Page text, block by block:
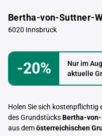
Bertha-von-Suttner-
6020 Innsbruck
-20%
Nur im
aktuelle
Holen Sie sich kostenpflichtig
des GrundstücksBertha-
aus demösterreichischen